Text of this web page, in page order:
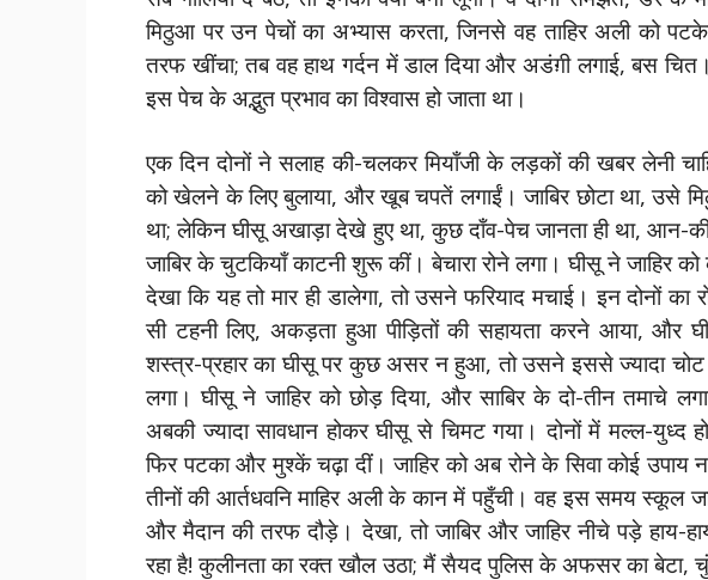
मिठुआ पर उन पेचों का अभ्यास करता, जिनसे वह ताहिर अली को
तरफ खींचा; तब वह हाथ गर्दन में डाल दिया और अडंग़ी लगाई, बस
इस पेच के अद्भुत प्रभाव का विश्वास हो जाता था।
एक दिन दोनों ने सलाह की-चलकर मियाँजी के लड़कों की खबर लेनी
को खेलने के लिए बुलाया, और खूब चपतें लगाईं। जाबिर छोटा था, उसे
था; लेकिन घीसू अखाड़ा देखे हुए था, कुछ दाँव-पेच जानता ही था, आन-
जाबिर के चुटकियाँ काटनी शुरू कीं। बेचारा रोने लगा। घीसू ने जाहिर को
देखा कि यह तो मार ही डालेगा, तो उसने फरियाद मचाई। इन दोनों का
सी टहनी लिए, अकड़ता हुआ पीड़ितों की सहायता करने आया, और
शस्त्र-प्रहार का घीसू पर कुछ असर न हुआ, तो उसने इससे ज्यादा चोट
लगा। घीसू ने जाहिर को छोड़ दिया, और साबिर के दो-तीन तमाचे
अबकी ज्यादा सावधान होकर घीसू से चिमट गया। दोनों में मल्ल-
फिर पटका और मुश्कें चढ़ा दीं। जाहिर को अब रोने के सिवा कोई उपाय
तीनों की आर्तधवनि माहिर अली के कान में पहुँची। वह इस समय स्कूल
और मैदान की तरफ दौड़े। देखा, तो जाबिर और जाहिर नीचे पड़े हाय-
रहा है! कुलीनता का रक्त खौल उठा; मैं सैयद पुलिस के अफसर का बेटा,